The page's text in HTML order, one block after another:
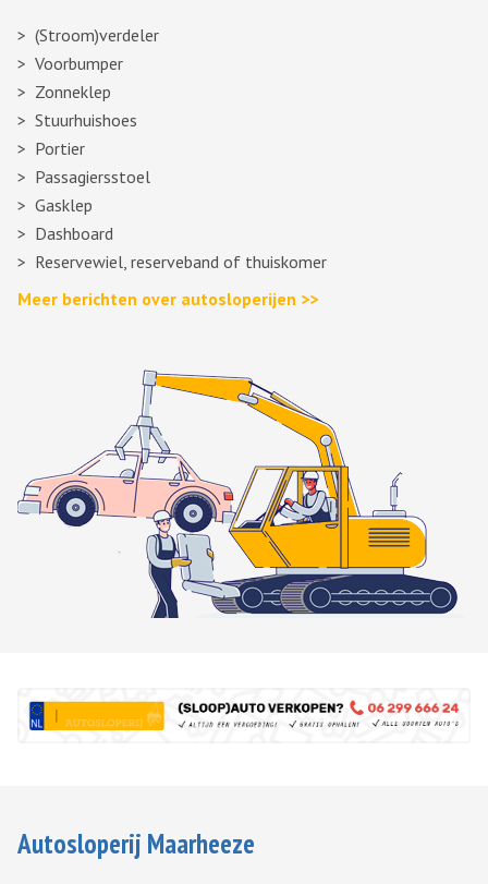
(Stroom)verdeler
Voorbumper
Zonneklep
Stuurhuishoes
Portier
Passagiersstoel
Gasklep
Dashboard
Reservewiel, reserveband of thuiskomer
Meer berichten over autosloperijen >>
Autosloperij Maarheeze